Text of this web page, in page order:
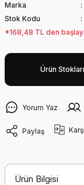
Marka
Stok Kodu
*168,48 TL den
Ürün
Yorum Yaz
Paylaş
Ürün Bilgisi